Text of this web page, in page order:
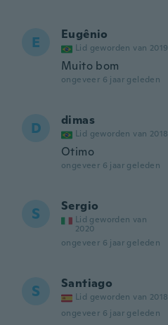
E Eugênio
Lid geworden van 2019
Muito bom
ongeveer 6 jaar geleden
D dimas
Lid geworden van 2018
Otimo
ongeveer 6 jaar geleden
S Sergio
Lid geworden van
2020
ongeveer 6 jaar geleden
S Santiago
Lid geworden van 2018
ongeveer 6 jaar geleden